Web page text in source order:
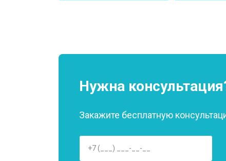
Нужна
Закажите бесплатную